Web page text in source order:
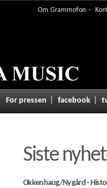
Om Grammofon
For pressen facebook
Siste
Okkenhaug/Nygård -